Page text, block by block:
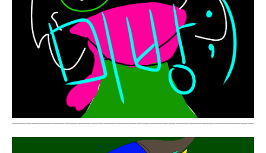
ㅡㅡㅡㅡㅡㅡㅡㅡㅡㅡㅡㅡㅡㅡㅡㅡㅡㅡㅡㅡㅡㅡㅡㅡㅡㅡㅡㅡㅡㅡㅡㅡㅡㅡㅡㅡㅡ